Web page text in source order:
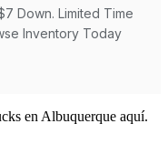
en Albuquerque aquí.